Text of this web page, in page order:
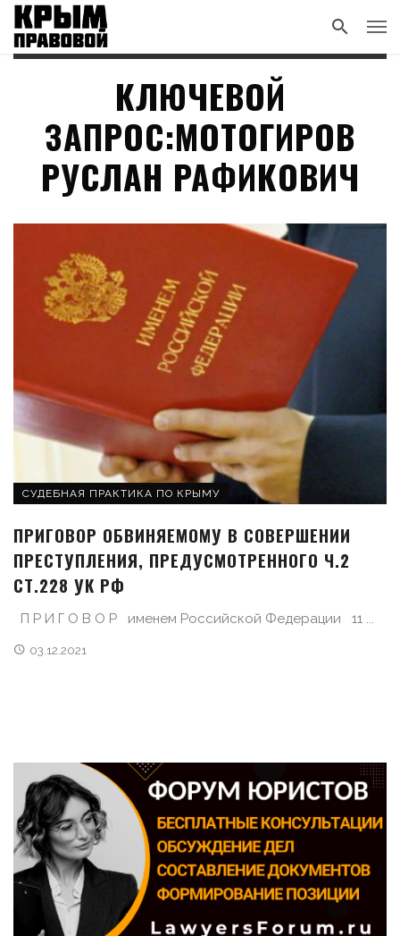
КЛЮЧЕВОЙ
ЗАПРОС:МОТОГИРОВ
РУСЛАН РАФИКОВИЧ
СУДЕБНАЯ ПРАКТИКА ПО КРЫМУ
ПРИГОВОР ОБВИНЯЕМОМУ В СОВЕРШЕНИИ
ПРЕСТУПЛЕНИЯ, ПРЕДУСМОТРЕННОГО Ч.2
СТ.228 УК РФ
П Р И Г О В О Р именем Российской Федерации 11 ...
03.12.2021